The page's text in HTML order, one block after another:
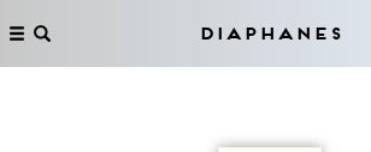
Diaphanes